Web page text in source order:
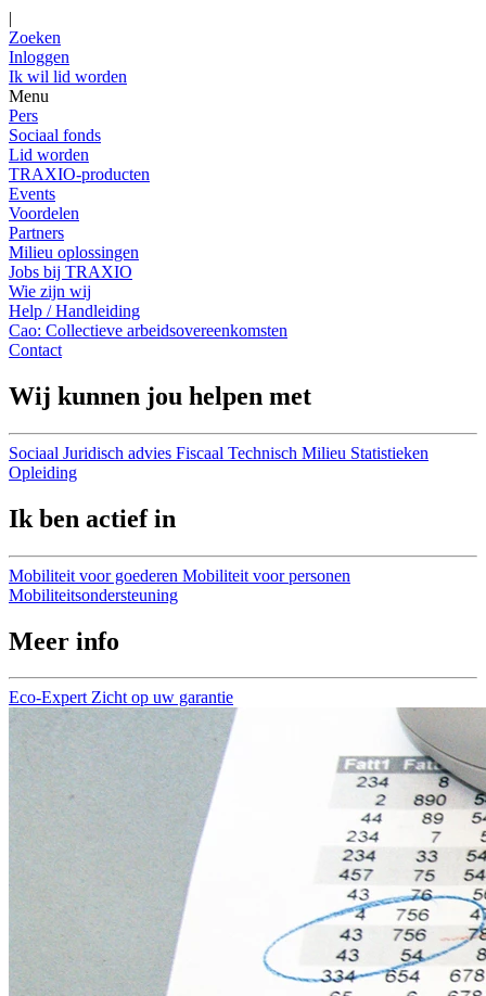
|
Zoeken
Inloggen
Ik wil lid worden
Menu
Pers
Sociaal fonds
Lid worden
TRAXIO-producten
Events
Voordelen
Partners
Milieu oplossingen
Jobs bij TRAXIO
Wie zijn wij
Help / Handleiding
Cao: Collectieve arbeidsovereenkomsten
Contact
Wij kunnen jou helpen met
Sociaal Juridisch advies Fiscaal Technisch Milieu Statistieken
Opleiding
Ik ben actief in
Mobiliteit voor goederen Mobiliteit voor personen
Mobiliteitsondersteuning
Meer info
Eco-Expert Zicht op uw garantie